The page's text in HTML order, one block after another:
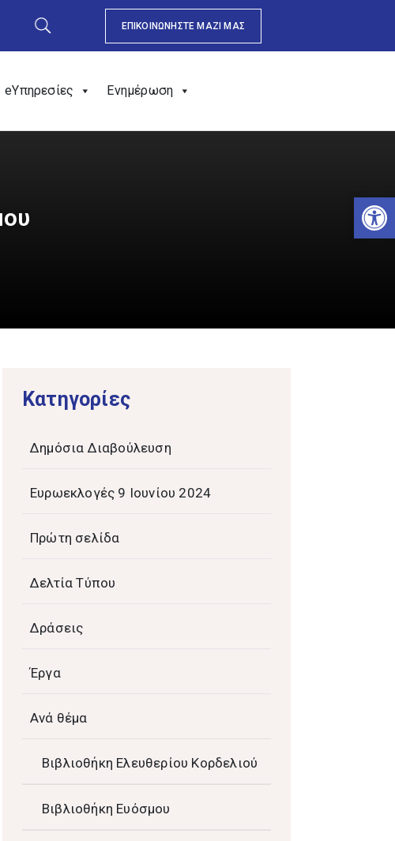
ΕΠΙΚΟΙΝΩΝΗΣΤΕ ΜΑΖΙ ΜΑΣ
eΥπηρεσίες Ενημέρωση
Kατηγορίες
Δημόσια Διαβούλευση
Ευρωεκλογές 9 Ιουνίου 2024
Πρώτη σελίδα
Δελτία Τύπου
Δράσεις
Έργα
Ανά θέμα
Βιβλιοθήκη Ελευθερίου Κορδελιού
Βιβλιοθήκη Ευόσμου